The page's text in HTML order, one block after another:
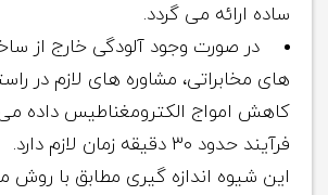
ساده ارائه می گردد.
در صورت وجود آلودگی خارج از
های مخابراتی، مشاوره های لازم در
کاهش امواج الکترومغناطیس داده
فرآیند حدود ۳۰ دقیقه زمان لازم دارد.
این شیوه اندازه گیری مطابق با